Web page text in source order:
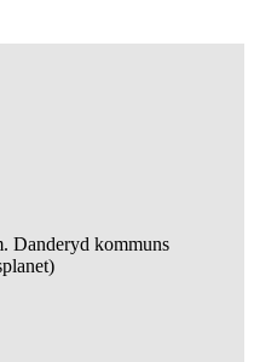
Danderyd kommuns